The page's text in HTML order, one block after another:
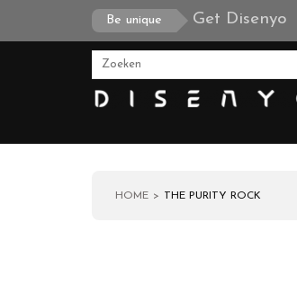
Be unique Get Disenyo
HOME THE PURITY ROCK